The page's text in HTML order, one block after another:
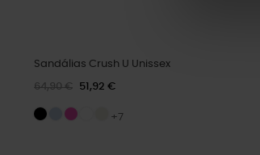
Sandálias Crush U Unissex
64,90 € 51,92 €
+7